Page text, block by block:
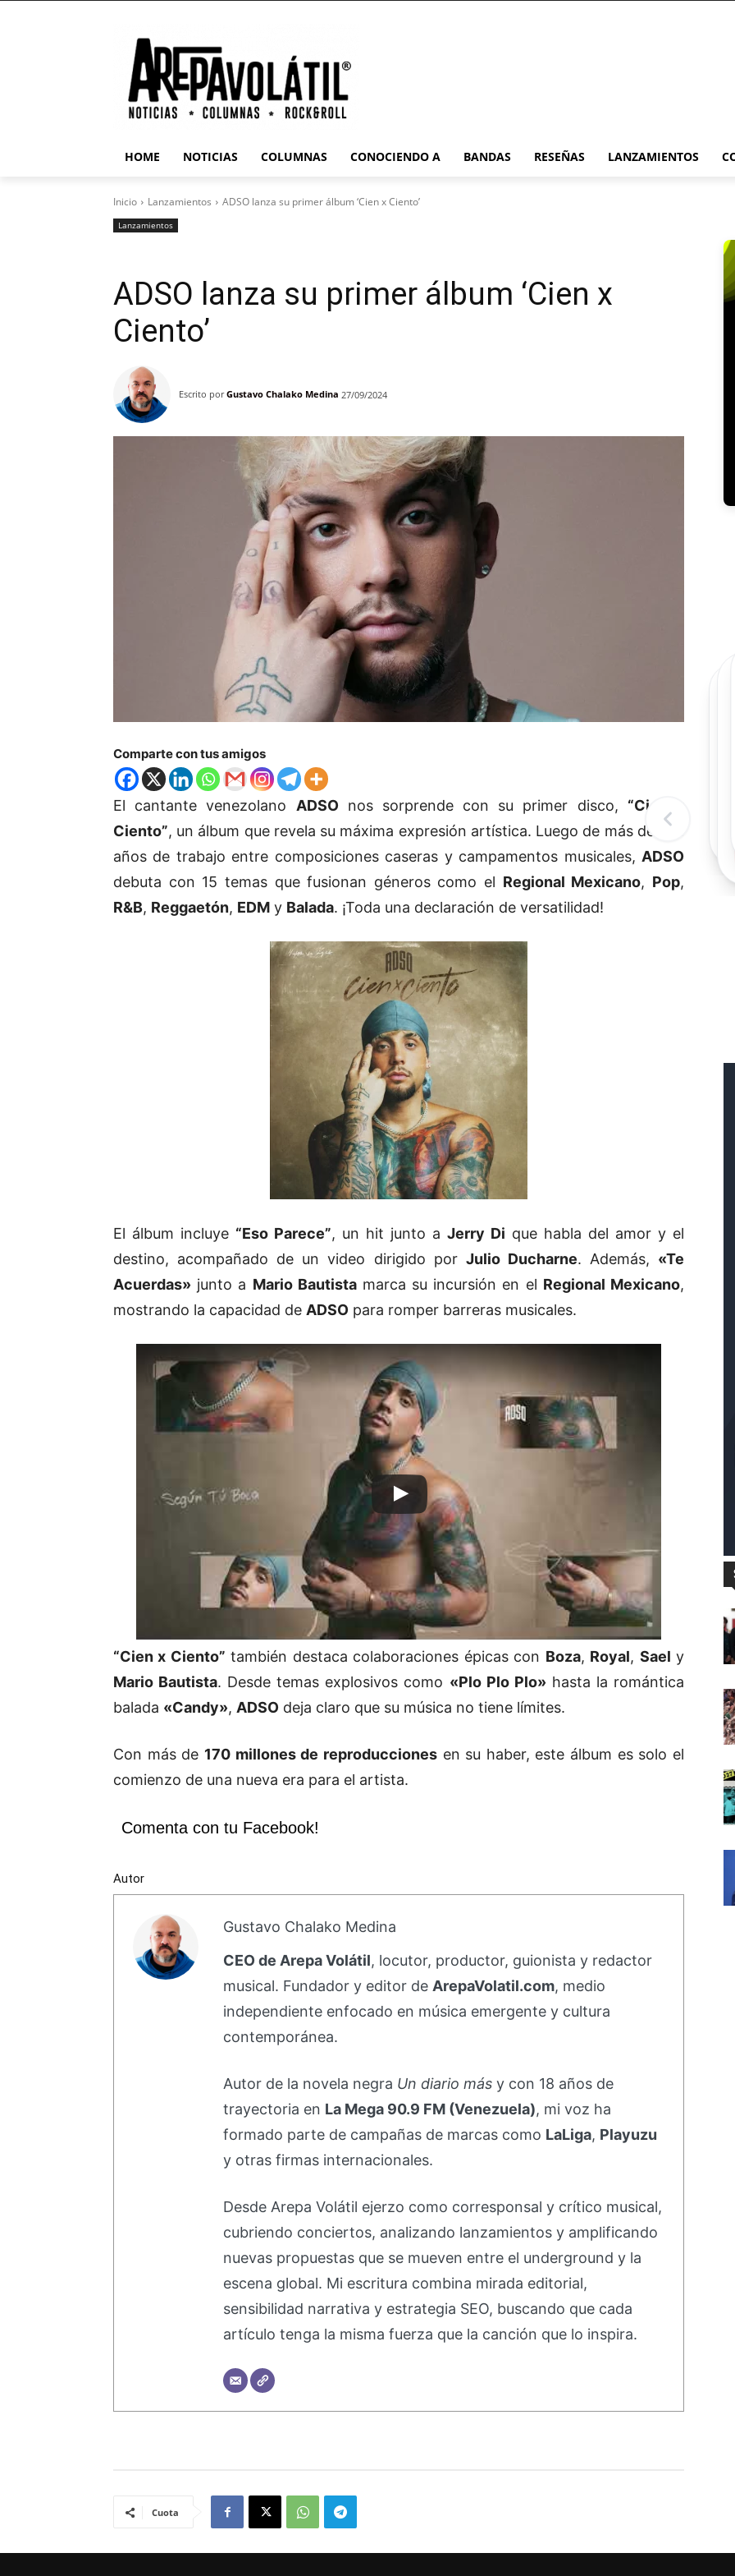
HOME NOTICIAS COLUMNAS CONOCIENDO A BANDAS RESEÑAS LANZAMIENTOS
Inicio Lanzamientos ADSO lanza su primer álbum ‘Cien x Ciento’
Lanzamientos
ADSO lanza su primer álbum ‘Cien x
Ciento’
Escrito por Gustavo Chalako Medina 27/09/2024
Comparte con tus amigos
El cantante venezolano ADSOnos sorprende con su primer disco, “Cien x
Ciento”, un álbum que revela su máxima expresión artística. Luego de más de dos
años de trabajo entre composiciones caseras y campamentos musicales, ADSO
debuta con 15 temas que fusionan géneros como el Regional Mexicano, Pop,
R&B, Reggaetón, EDM y Balada. ¡Toda una declaración de versatilidad!
El álbum incluye “Eso Parece”, un hit junto a Jerry Di que habla del amor y el
destino, acompañado de un video dirigido por Julio Ducharne. Además, «Te
Acuerdas» junto a Mario Bautistamarca su incursión en el Regional Mexicano,
mostrando la capacidad de ADSO para romper barreras musicales.
“Cien x Ciento” también destaca colaboraciones épicas con Boza, Royal, Sael y
Mario Bautista. Desde temas explosivos como «Plo Plo Plo»hasta la romántica
balada «Candy», ADSO deja claro que su música no tiene límites.
Con más de 170 millones de reproduccionesen su haber, este álbum es solo el
comienzo de una nueva era para el artista.
Comenta con tu Facebook!
Autor
Gustavo Chalako Medina
CEO de Arepa Volátil, locutor, productor, guionista y redactor
musical. Fundador y editor de ArepaVolatil.com, medio
independiente enfocado en música emergente y cultura
contemporánea.
Autor de la novela negra Un diario másy con 18 años de
trayectoria en La Mega 90.9 FM (Venezuela), mi voz ha
formado parte de campañas de marcas como LaLiga, Playuzu
y otras firmas internacionales.
Desde Arepa Volátil ejerzo como corresponsal y crítico musical,
cubriendo conciertos, analizando lanzamientos y amplificando
nuevas propuestas que se mueven entre el underground y la
escena global. Mi escritura combina mirada editorial,
sensibilidad narrativa y estrategia SEO, buscando que cada
artículo tenga la misma fuerza que la canción que lo inspira.
Cuota